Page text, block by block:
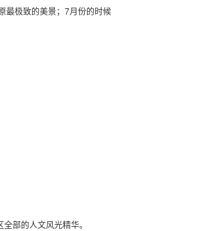
最极致的美景；7月份的时候
部的人文风光精华。